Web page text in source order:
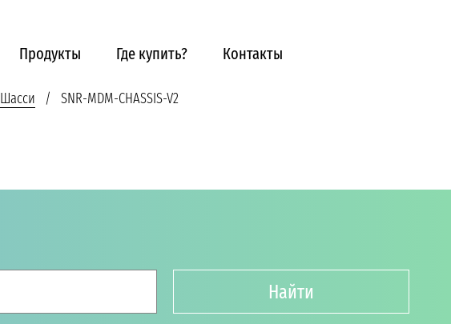
Продукты Где купить? Контакты
Шасси SNR-MDM-CHASSIS-V2
Найти